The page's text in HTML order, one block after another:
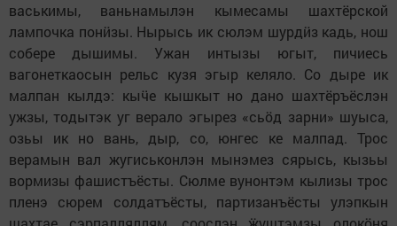
васькимы, ваньнамылэн кымесамы шахтёрской
лампочка понӥзы. Нырысь ик сюлэм шурдӥз кадь, нош
собере дышимы. Ужан интызы югыт, пичиесь
вагонеткаосын рельс кузя эгыр келяло. Со дыре ик
малпан кылдэ: кыӵе кышкыт но дано шахтёръёслэн
ужзы, тодытэк уг верало эгырез «сьӧд зарни» шуыса,
озьы ик но вань, дыр, со, юнгес ке малпад. Трос
верамын вал жугиськонлэн мынэмез сярысь, кызьы
вормизы фашистъёсты. Сюлме вунонтэм кылизы трос
пленэ сюрем солдатъёсты, партизанъёсты улэпкын